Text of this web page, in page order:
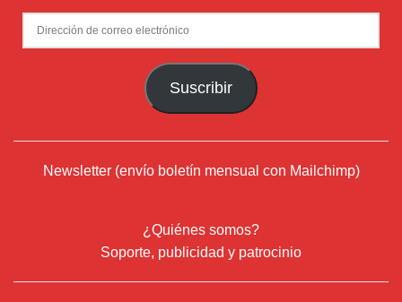
Dirección
de
Suscribir
Newsletter (envío boletín mensual con Mailchimp)
¿Quiénes somos?
Soporte, publicidad y patrocinio